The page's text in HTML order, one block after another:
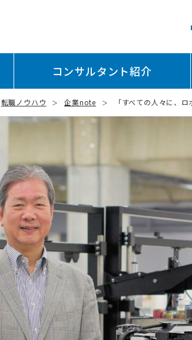
コンサルタント紹介
転職ノウハウ 企業note 「すべての人々に、